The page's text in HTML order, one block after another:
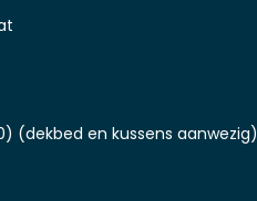
(dekbed en kussens aanwezig)